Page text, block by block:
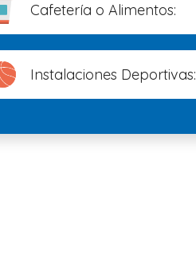
Cafetería o Alimentos:
Instalaciones Deportivas: